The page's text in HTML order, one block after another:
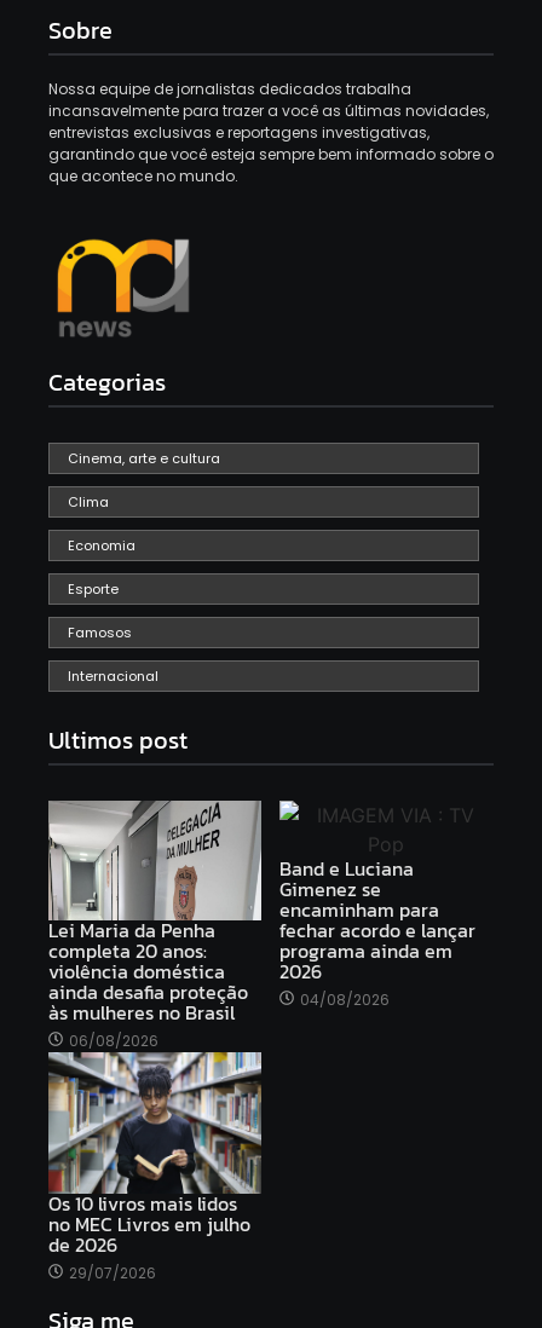
Sobre
Nossa equipe de jornalistas dedicados trabalha
incansavelmente para trazer a você as últimas novidades,
entrevistas exclusivas e reportagens investigativas,
garantindo que você esteja sempre bem informado sobre o
que acontece no mundo.
Categorias
Cinema, arte e cultura
Clima
Economia
Esporte
Famosos
Internacional
Ultimos post
Lei Maria da Penha
completa 20 anos:
violência doméstica
ainda desafia proteção
às mulheres no Brasil
06/08/2026
Band e Luciana
Gimenez se
encaminham para
fechar acordo e lançar
programa ainda em
2026
04/08/2026
Os 10 livros mais lidos
no MEC Livros em julho
de 2026
29/07/2026